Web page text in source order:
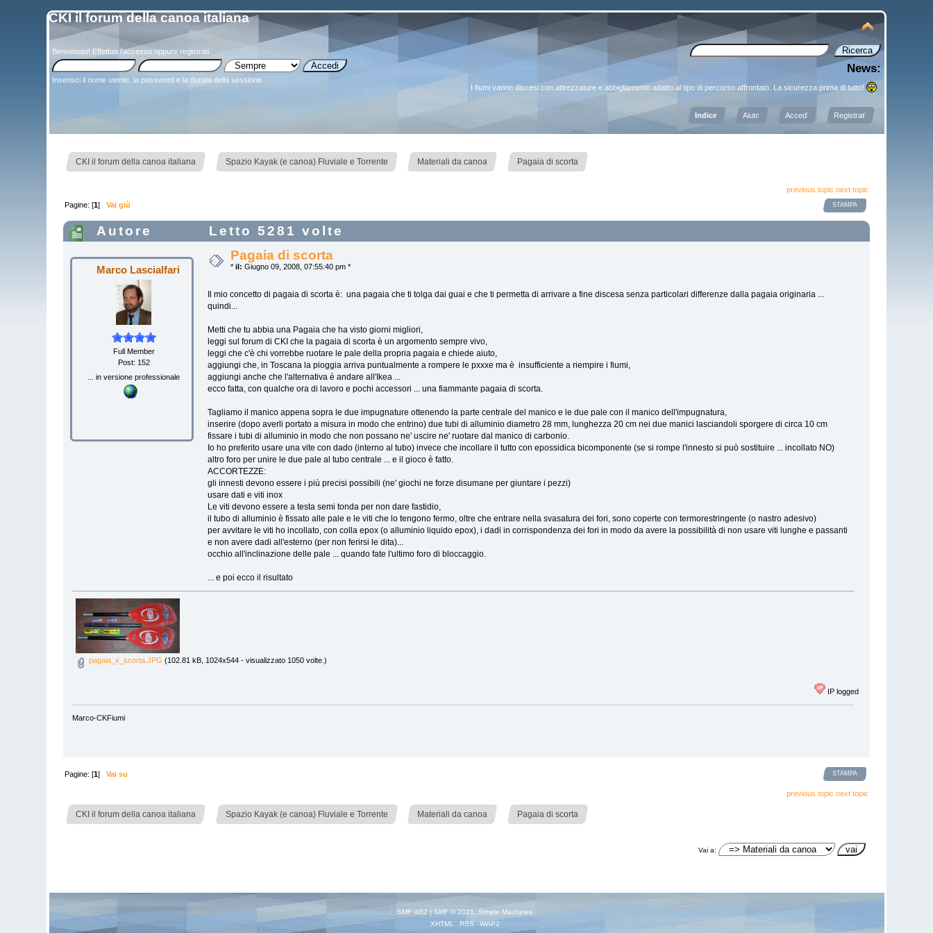
CKI il forum della canoa italiana
Benvenuto! Effettua l'accesso oppure registrati
Inserisci il nome utente, la password e la durata della sessione.
News:
I fiumi vanno discesi con attrezzature e abbigliamento adatto al tipo di percorso affrontato. La sicurezza prima di tutto!
Indice Aiuto Accedi Registrati
CKI il forum della canoa italiana Spazio Kayak (e canoa) Fluviale e Torrente Materiali da canoa Pagaia di scorta
previous topic next topic
STAMPA
Pagine: [1]Vai giù
Autore Letto 5281 volte
Marco Lascialfari
Full Member
Post: 152
... in versione professionale
Pagaia di scorta
* il: Giugno 09, 2008, 07:55:40 pm *
Il mio concetto di pagaia di scorta è: una pagaia che ti tolga dai guai e che ti permetta di arrivare a fine discesa senza particolari differenze dalla pagaia originaria ...
quindi...
Metti che tu abbia una Pagaia che ha visto giorni migliori,
leggi sul forum di CKI che la pagaia di scorta è un argomento sempre vivo,
leggi che c'è chi vorrebbe ruotare le pale della propria pagaia e chiede aiuto,
aggiungi che, in Toscana la pioggia arriva puntualmente a rompere le pxxxe ma è insufficiente a riempire i fiumi,
aggiungi anche che l'alternativa è andare all'Ikea ...
ecco fatta, con qualche ora di lavoro e pochi accessori ... una fiammante pagaia di scorta.
Tagliamo il manico appena sopra le due impugnature ottenendo la parte centrale del manico e le due pale con il manico dell'impugnatura,
inserire (dopo averli portato a misura in modo che entrino) due tubi di alluminio diametro 28 mm, lunghezza 20 cm nei due manici lasciandoli sporgere di circa 10 cm
fissare i tubi di alluminio in modo che non possano ne' uscire ne' ruotare dal manico di carbonio.
Io ho preferito usare una vite con dado (interno al tubo) invece che incollare il tutto con epossidica bicomponente (se si rompe l'innesto si può sostituire ... incollato NO)
altro foro per unire le due pale al tubo centrale ... e il gioco è fatto.
ACCORTEZZE:
gli innesti devono essere i più precisi possibili (ne' giochi ne forze disumane per giuntare i pezzi)
usare dati e viti inox
Le viti devono essere a testa semi tonda per non dare fastidio,
il tubo di alluminio è fissato alle pale e le viti che lo tengono fermo, oltre che entrare nella svasatura dei fori, sono coperte con termorestringente (o nastro adesivo)
per avvitare le viti ho incollato, con colla epox (o alluminio liquido epox), i dadi in corrispondenza dei fori in modo da avere la possibilità di non usare viti lunghe e passanti
e non avere dadi all'esterno (per non ferirsi le dita)...
occhio all'inclinazione delle pale ... quando fate l'ultimo foro di bloccaggio.
... e poi ecco il risultato
pagaia_x_scorta.JPG (102.81 kB, 1024x544 - visualizzato 1050 volte.)
IP logged
Marco-CKFiumi
STAMPA
Pagine: [1]Vai su
previous topic next topic
CKI il forum della canoa italiana Spazio Kayak (e canoa) Fluviale e Torrente Materiali da canoa Pagaia di scorta
Vai a:
SMF i462 | SMF © 2021
Simple Machines
XHTML
RSS
WAP2